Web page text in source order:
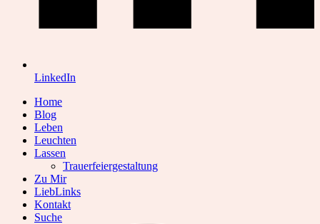
LinkedIn
Home
Blog
Leben
Leuchten
Lassen
Trauerfeiergestaltung
Zu Mir
LiebLinks
Kontakt
Suche